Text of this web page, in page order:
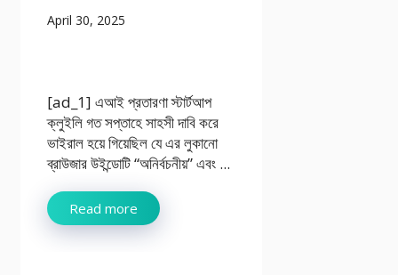
April 30, 2025
[ad_1] এআই প্রতারণা স্টার্টআপ
ক্লুইলি গত সপ্তাহে সাহসী দাবি করে
ভাইরাল হয়ে গিয়েছিল যে এর লুকানো
ব্রাউজার উইন্ডোটি “অনির্বচনীয়” এবং ...
Read more